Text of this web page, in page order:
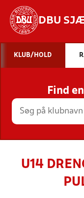
DBU
STILLINGER,
KLUB/HOLD
Find
U14